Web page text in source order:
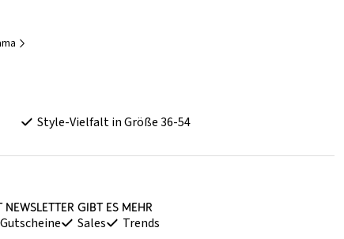
Style-Vielfalt in Größe 36-54
Newsletter gibt es mehr
Gutscheine Sales Trends